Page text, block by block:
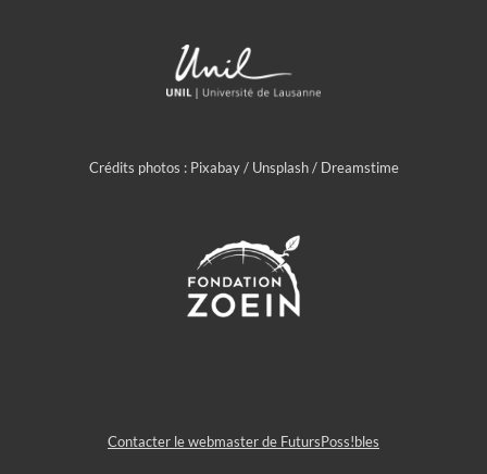
Crédits photos : Pixabay / Unsplash / Dreamstime
Contacter le webmaster de FutursPoss!bles